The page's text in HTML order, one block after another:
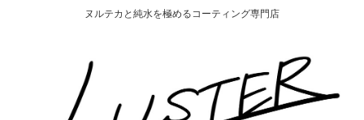
ヌルテカと純水を極めるコーティング専門店